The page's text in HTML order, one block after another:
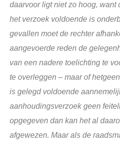
daarvoor ligt niet zo hoog, want
het verzoek voldoende is
gevallen moet de rechter
aangevoerde reden de
van een nadere toelichting te
te overleggen – maar of
is gelegd voldoende
aanhoudingsverzoek geen
opgegeven dan kan het al
afgewezen. Maar als de